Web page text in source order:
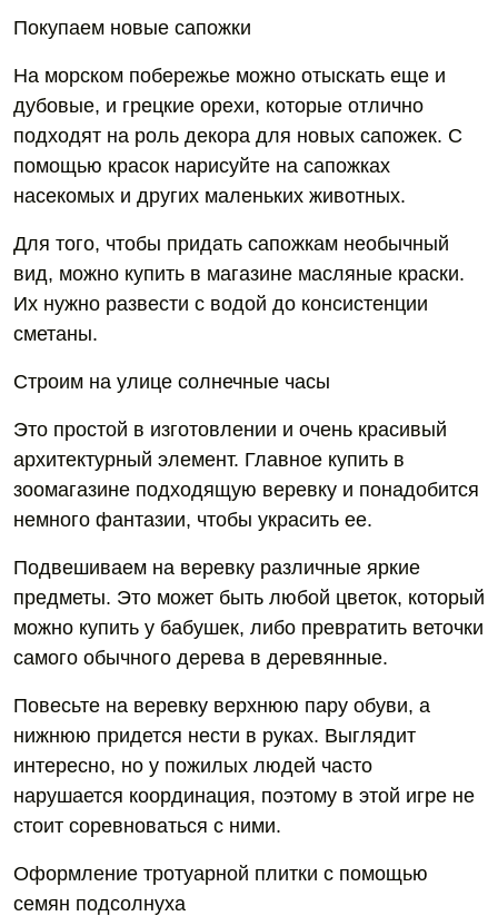
Покупаем новые сапожки
На морском побережье можно отыскать еще и
дубовые, и грецкие орехи, которые отлично
подходят на роль декора для новых сапожек. С
помощью красок нарисуйте на сапожках
насекомых и других маленьких животных.
Для того, чтобы придать сапожкам необычный
вид, можно купить в магазине масляные краски.
Их нужно развести с водой до консистенции
сметаны.
Строим на улице солнечные часы
Это простой в изготовлении и очень красивый
архитектурный элемент. Главное купить в
зоомагазине подходящую веревку и понадобится
немного фантазии, чтобы украсить ее.
Подвешиваем на веревку различные яркие
предметы. Это может быть любой цветок, который
можно купить у бабушек, либо превратить веточки
самого обычного дерева в деревянные.
Повесьте на веревку верхнюю пару обуви, а
нижнюю придется нести в руках. Выглядит
интересно, но у пожилых людей часто
нарушается координация, поэтому в этой игре не
стоит соревноваться с ними.
Оформление тротуарной плитки с помощью
семян подсолнуха